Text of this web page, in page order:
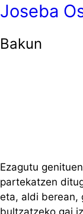
Joseba
Bakun
Ezagutu
partekatzen
eta, aldi berean,
bultzatzeko gai